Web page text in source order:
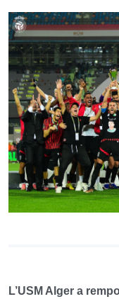
L’USM Alger a